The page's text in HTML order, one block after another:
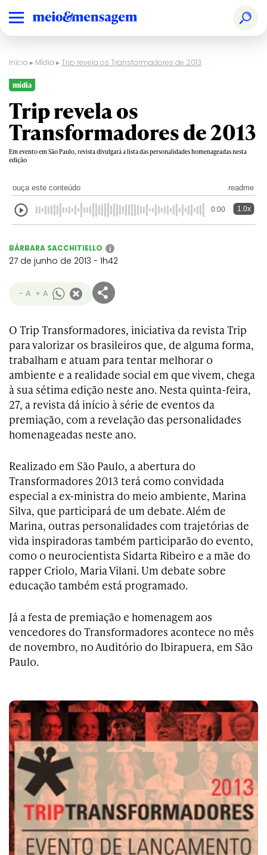
Início ▸ Mídia ▸ Trip revela os Transformadores de 2013
mídia
Trip revela os
Transformadores de 2013
Em evento em São Paulo, revista divulgará a lista das personalidades homenageadas nesta
edição
ouça este conteúdo readme
0:00 1.0x
BÁRBARA SACCHITIELLO i
27 de junho de 2013 - 1h42
- A + A
O Trip Transformadores, iniciativa da revista Trip
para valorizar os brasileiros que, de alguma forma,
trabalham e atuam para tentar melhorar o
ambiente e a realidade social em que vivem, chega
à sua sétima edição neste ano. Nesta quinta-feira,
27, a revista dá início à série de eventos da
premiação, com a revelação das personalidades
homenageadas neste ano.
Realizado em São Paulo, a abertura do
Transformadores 2013 terá como convidada
especial a ex-ministra do meio ambiente, Marina
Silva, que participará de um debate. Além de
Marina, outras personalidades com trajetórias de
vida inspiradoras também participarão do evento,
como o neurocientista Sidarta Ribeiro e a mãe do
rapper Criolo, Maria Vilani. Um debate sobre
educação também está programado.
Já a festa de premiação e homenagem aos
vencedores do Transformadores acontece no mês
de novembro, no Auditório do Ibirapuera, em São
Paulo.